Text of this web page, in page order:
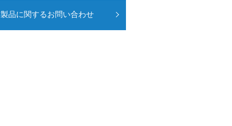
製品に関するお問い合わせ